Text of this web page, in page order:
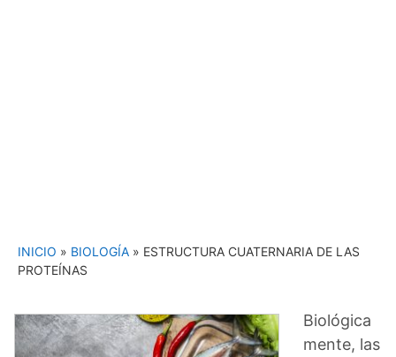
INICIO » BIOLOGÍA » ESTRUCTURA CUATERNARIA DE LAS
PROTEÍNAS
Biológica
mente, las